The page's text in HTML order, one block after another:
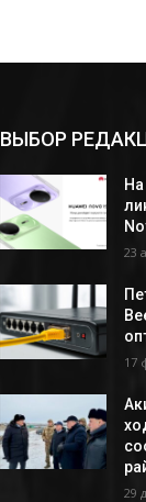
ВЫБОР
23
17
29